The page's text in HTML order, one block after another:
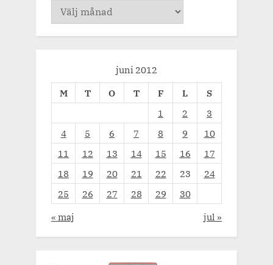
Arkiv
juni 2012
M
T O T F L
S
1
2
3
4
5 6 7 8 9
10
11
12 13 14 15 16
17
18
19 20 21 22 23
24
25
26 27 28 29
30
« maj
jul »